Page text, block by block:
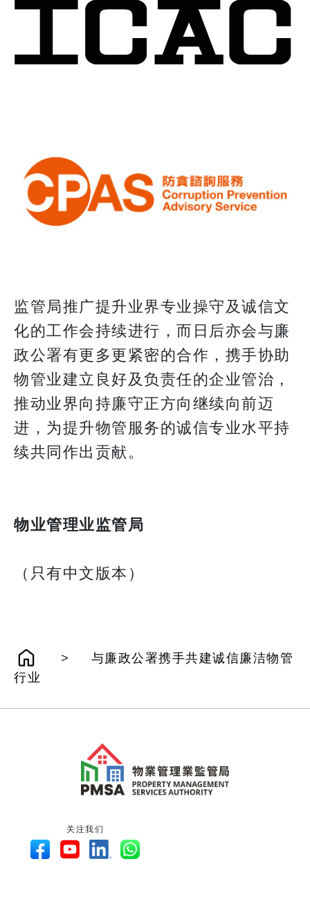
监管局推广提升业界专业操守及诚信文
化的工作会持续进行，而日后亦会与廉
政公署有更多更紧密的合作，携手协助
物管业建立良好及负责任的企业管治，
推动业界向持廉守正方向继续向前迈
进，为提升物管服务的诚信专业水平持
续共同作出贡献。
物业管理业监管局
（只有中文版本）
>
与廉政公署携手共建诚信廉洁物管
行业
关注我们